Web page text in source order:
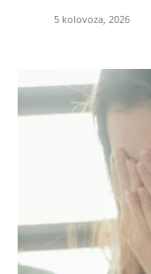
5 kolovoza, 2026